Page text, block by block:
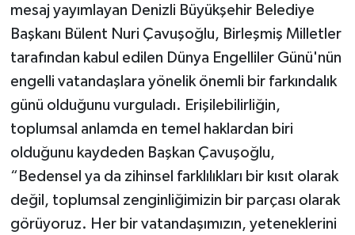
mesaj yayımlayan Denizli Büyükşehir Belediye
Başkanı Bülent Nuri Çavuşoğlu, Birleşmiş Milletler
tarafından kabul edilen Dünya Engelliler Günü'nün
engelli vatandaşlara yönelik önemli bir farkındalık
günü olduğunu vurguladı. Erişilebilirliğin,
toplumsal anlamda en temel haklardan biri
olduğunu kaydeden Başkan Çavuşoğlu,
“Bedensel ya da zihinsel farklılıkları bir kısıt olarak
değil, toplumsal zenginliğimizin bir parçası olarak
görüyoruz. Her bir vatandaşımızın, yeteneklerini